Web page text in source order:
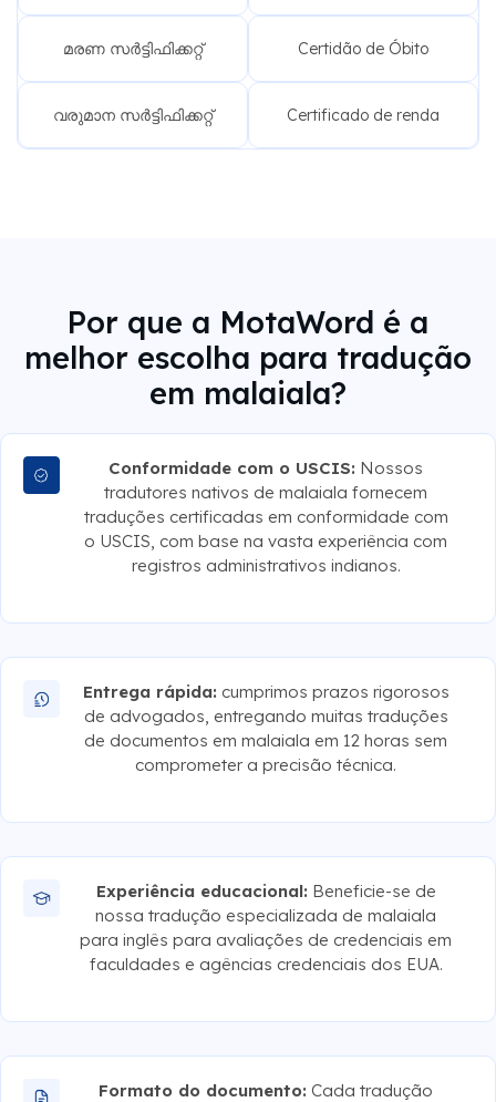
മരണ സർട്ടിഫിക്കറ്റ് Certidão de Óbito
വരുമാന സർട്ടിഫിക്കറ്റ് Certificado de renda
Por que a MotaWord é a
melhor escolha para tradução
em malaiala?
Conformidade com o USCIS: Nossos
tradutores nativos de malaiala fornecem
traduções certificadas em conformidade com
o USCIS, com base na vasta experiência com
registros administrativos indianos.
Entrega rápida: cumprimos prazos rigorosos
de advogados, entregando muitas traduções
de documentos em malaiala em 12 horas sem
comprometer a precisão técnica.
Experiência educacional: Beneficie-se de
nossa tradução especializada de malaiala
para inglês para avaliações de credenciais em
faculdades e agências credenciais dos EUA.
Formato do documento: Cada tradução